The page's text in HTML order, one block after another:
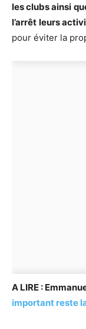
les clubs ainsi
l’arrêt leurs
pour éviter la
A LIRE :
important reste